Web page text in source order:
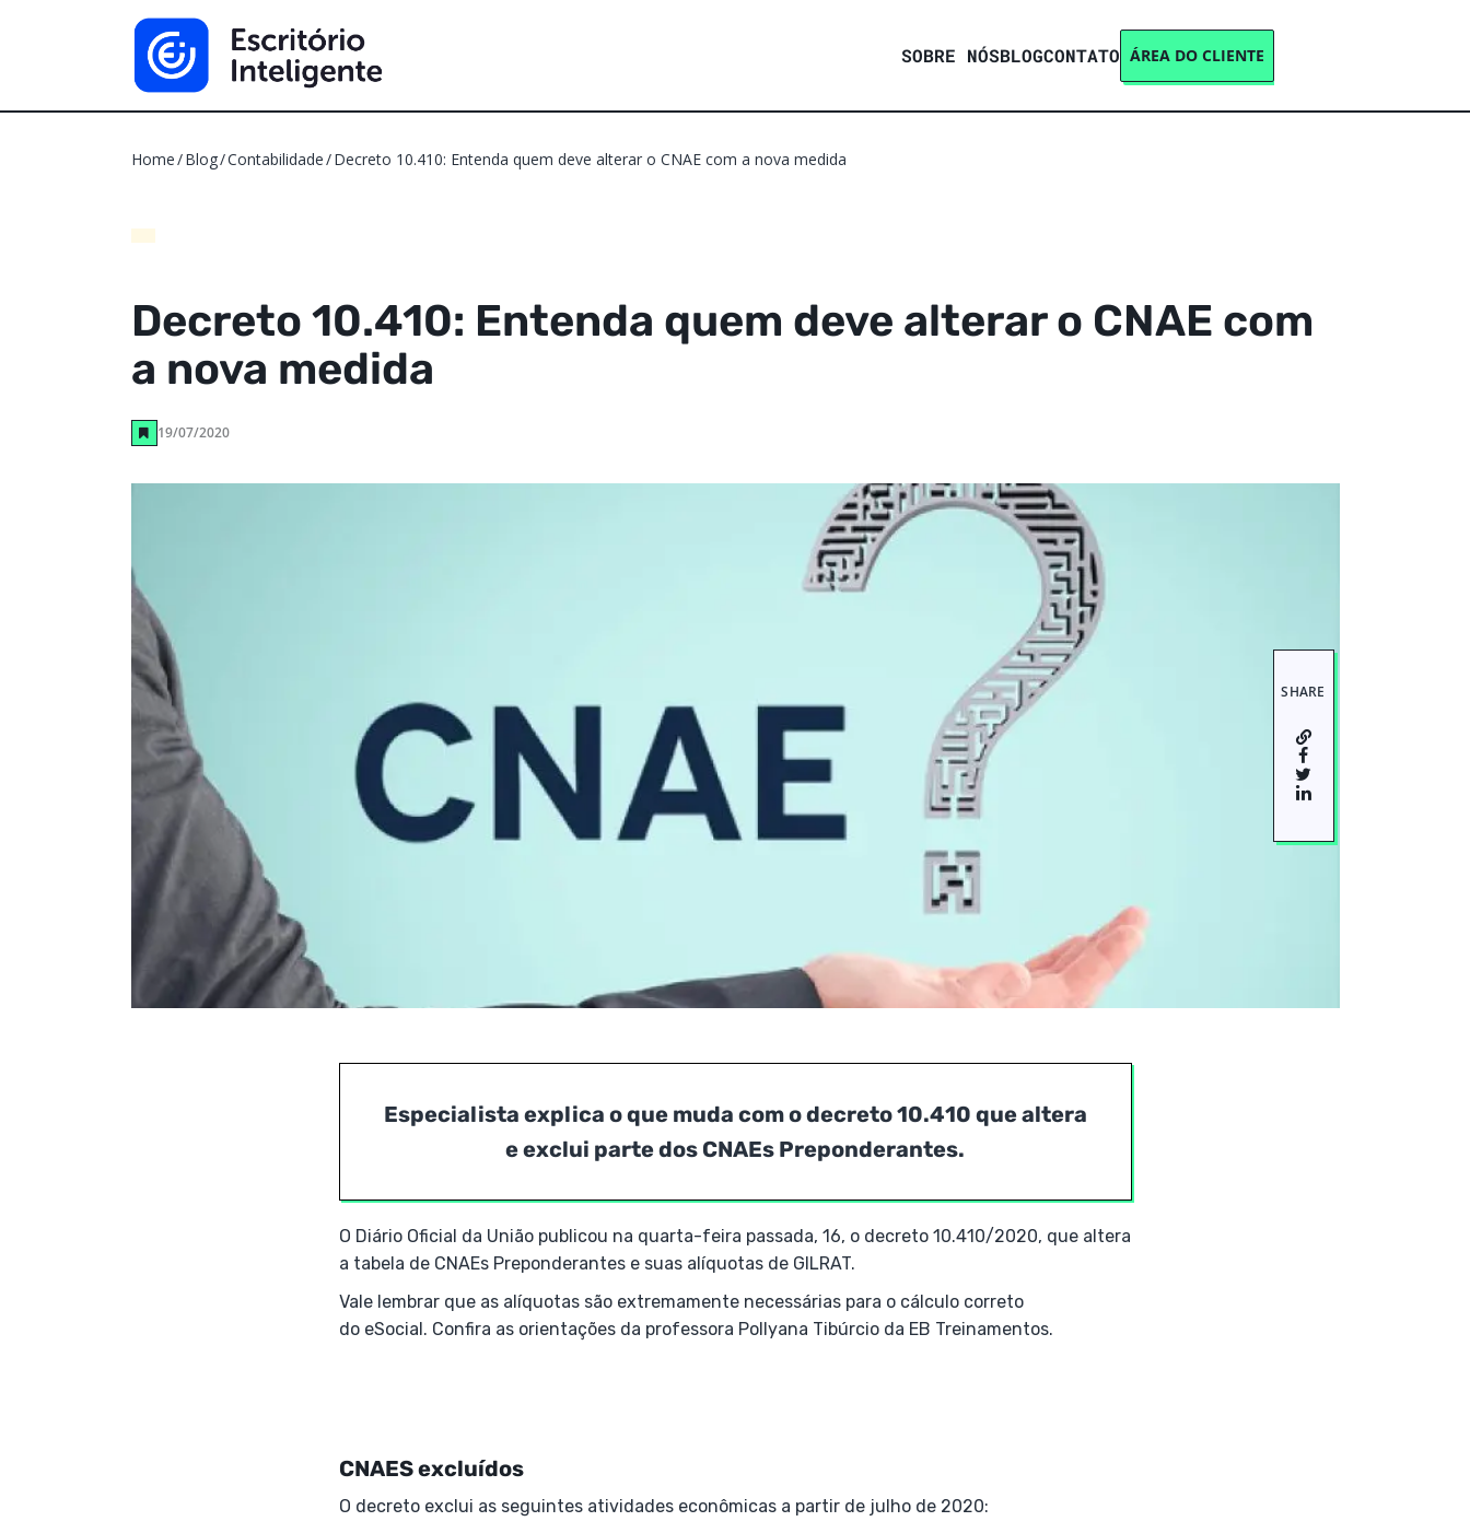
SOBRE NÓSBLOGCONTATO ÁREA DO CLIENTE
Home Blog Contabilidade Decreto 10.410: Entenda quem deve alterar o CNAE com a nova medida
Decreto 10.410: Entenda quem deve alterar o CNAE com
a nova medida
19/07/2020
SHARE
Especialista explica o que muda com o decreto 10.410 que altera
e exclui parte dos CNAEs Preponderantes.
O Diário Oficial da União publicou na quarta-feira passada, 16, o decreto 10.410/2020, que altera
a tabela de CNAEs Preponderantes e suas alíquotas de GILRAT.
Vale lembrar que as alíquotas são extremamente necessárias para o cálculo correto
do eSocial. Confira as orientações da professora Pollyana Tibúrcio da EB Treinamentos.
CNAES excluídos
O decreto exclui as seguintes atividades econômicas a partir de julho de 2020: